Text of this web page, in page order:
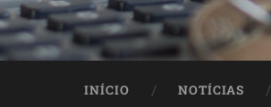
INÍCIO NOTÍCIAS